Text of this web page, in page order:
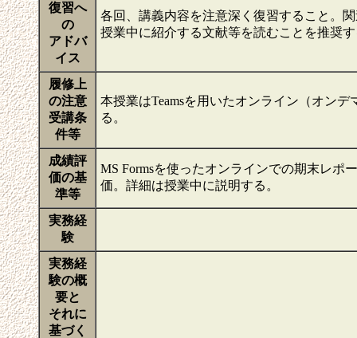
復習へ
の
アドバ
イス
各回、講義内容を注意深く復習すること。
授業中に紹介する文献等を読むことを推奨
履修上
の注意
受講条
件等
本授業はTeamsを用いたオンライン（オン
る。
成績評
価の基
準等
MS Formsを使ったオンラインでの期末レポ
価。詳細は授業中に説明する。
実務経
験
実務経
験の概
要と
それに
基づく